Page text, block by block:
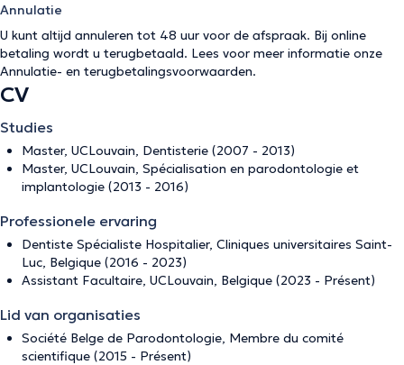
Annulatie
U kunt altijd annuleren tot 48 uur voor de afspraak. Bij online
betaling wordt u terugbetaald. Lees voor meer informatie onze
Annulatie- en terugbetalingsvoorwaarden.
CV
Studies
Master, UCLouvain, Dentisterie (2007 - 2013)
Master, UCLouvain, Spécialisation en parodontologie et
implantologie (2013 - 2016)
Professionele ervaring
Dentiste Spécialiste Hospitalier, Cliniques universitaires Saint-
Luc, Belgique (2016 - 2023)
Assistant Facultaire, UCLouvain, Belgique (2023 - Présent)
Lid van organisaties
Société Belge de Parodontologie, Membre du comité
scientifique (2015 - Présent)